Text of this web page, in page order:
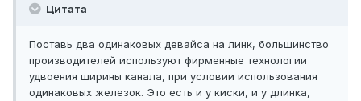
Цитата
Поставь два одинаковых девайса на линк, большинство
производителей используют фирменные технологии
удвоения ширины канала, при условии использования
одинаковых железок. Это есть и у киски, и у длинка,